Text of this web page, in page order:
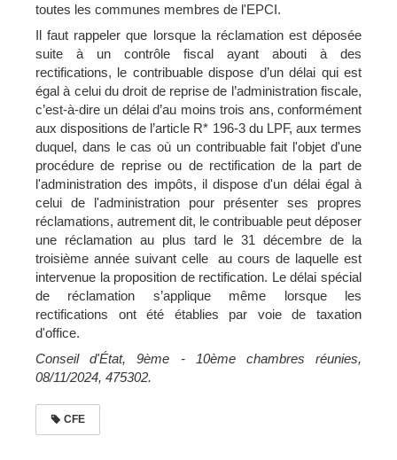
toutes les communes membres de l'EPCI.
Il faut rappeler que lorsque la réclamation est déposée
suite à un contrôle fiscal ayant abouti à des
rectifications, le contribuable dispose d’un délai qui est
égal à celui du droit de reprise de l’administration fiscale,
c’est-à-dire un délai d’au moins trois ans, conformément
aux dispositions de l’article R* 196-3 du LPF, aux termes
duquel, dans le cas où un contribuable fait l'objet d'une
procédure de reprise ou de rectification de la part de
l'administration des impôts, il dispose d'un délai égal à
celui de l'administration pour présenter ses propres
réclamations, autrement dit, le contribuable peut déposer
une réclamation au plus tard le 31 décembre de la
troisième année suivant celle au cours de laquelle est
intervenue la proposition de rectification. Le délai spécial
de réclamation s’applique même lorsque les
rectifications ont été établies par voie de taxation
d'office.
Conseil d'État, 9ème - 10ème chambres réunies,
08/11/2024, 475302.
CFE